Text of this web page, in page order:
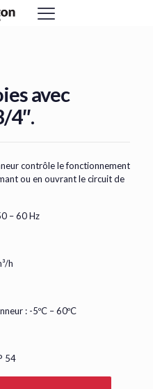
avec
4″.
contrôle le fonctionnement
ou en ouvrant le circuit de
– 60 Hz
h
: -5ºC – 60ºC
54